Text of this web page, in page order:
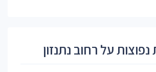
על רחוב נתנזון